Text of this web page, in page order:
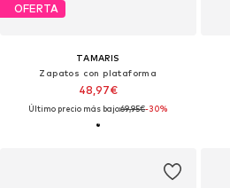
OFERTA
TAMARIS
Zapatos con plataforma
48,97€
Último precio más bajo:69,95€-30%